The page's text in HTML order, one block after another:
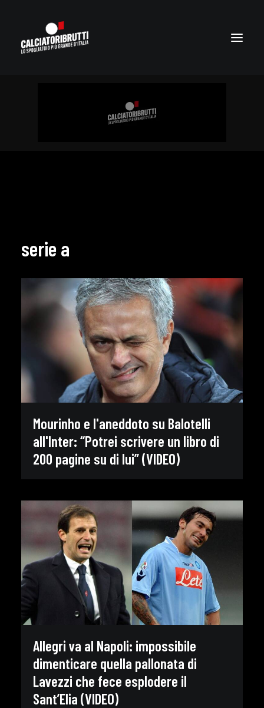
serie a
Mourinho e l'aneddoto su Balotelli
all'Inter: “Potrei scrivere un libro di
200 pagine su di lui” (VIDEO)
Allegri va al Napoli: impossibile
dimenticare quella pallonata di
Lavezzi che fece esplodere il
Sant’Elia (VIDEO)